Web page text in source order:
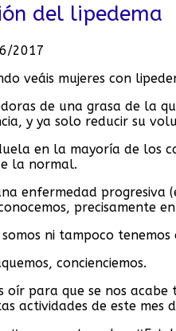
del lipedema
2017
veáis mujeres con
de una grasa de la
y ya solo reducir su
en la mayoría de los
la normal.
enfermedad progresiva
precisamente
ni tampoco
concienciemos.
oír para que se nos
actividades de este mes